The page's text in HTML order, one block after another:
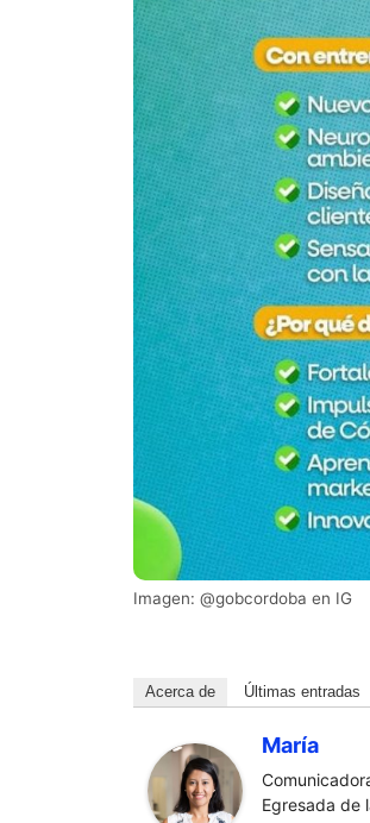
Imagen: @gobcordoba en IG
Acerca de Últimas entradas
María
Egresada de